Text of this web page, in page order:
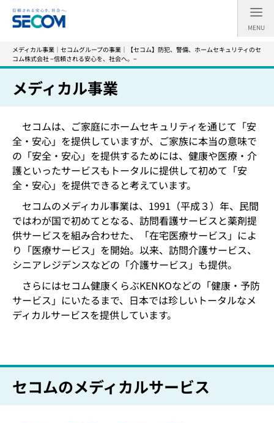
MENU
メディカル事業｜セコムグループの事業｜【セコム】防犯、警備、ホームセキュリティのセ
コム株式会社 −信頼される安心を、社会へ。−
メディカル事業
セコムは、ご家庭にホームセキュリティを通じて「安
全・安心」を提供していますが、ご家族に本当の意味で
の「安全・安心」を提供するためには、健康や医療・介
護といったサービスもトータルに提供して初めて「安
全・安心」を提供できると考えています。
セコムのメディカル事業は、1991（平成３）年、民間
ではわが国で初めてとなる、訪問看護サービスと薬剤提
供サービスを組み合わせた、「在宅医療サービス」によ
り「医療サービス」を開始。以来、訪問介護サービス、
シニアレジデンスなどの「介護サービス」も提供。
さらにはセコム健康くらぶKENKOなどの「健康・予防
サービス」にいたるまで、日本では珍しいトータルなメ
ディカルサービスを提供しています。
セコムのメディカルサービス